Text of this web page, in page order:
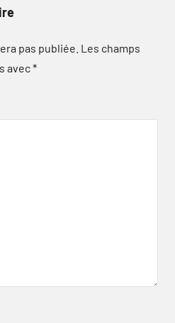
pas publiée. Les champs
avec*